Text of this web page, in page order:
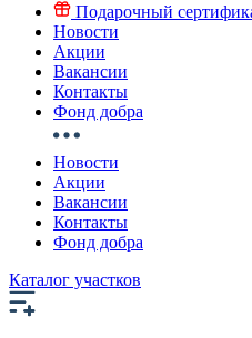
Подарочный
Новости
Акции
Вакансии
Контакты
Фонд добра
Новости
Акции
Вакансии
Контакты
Фонд добра
Каталог участков